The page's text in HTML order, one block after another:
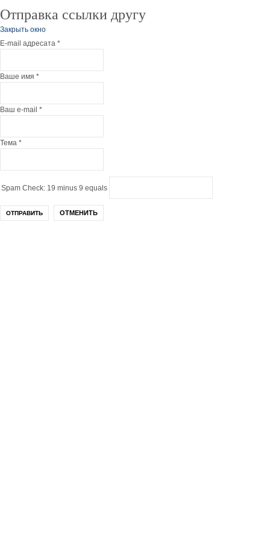
Отправка ссылки другу
Закрыть окно
E-mail адресата *
Ваше имя *
Ваш e-mail *
Тема *
Spam Check: 19 minus 9 equals
ОТПРАВИТЬ ОТМЕНИТЬ